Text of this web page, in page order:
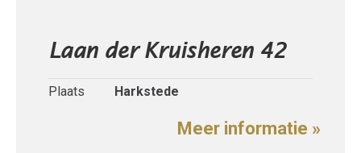
Laan der Kruisheren 42
Plaats Harkstede
Meer informatie »